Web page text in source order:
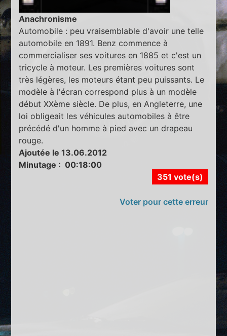
Anachronisme
Automobile : peu vraisemblable d'avoir une telle
automobile en 1891. Benz commence à
commercialiser ses voitures en 1885 et c'est un
tricycle à moteur. Les premières voitures sont
très légères, les moteurs étant peu puissants. Le
modèle à l'écran correspond plus à un modèle
début XXème siècle. De plus, en Angleterre, une
loi obligeait les véhicules automobiles à être
précédé d'un homme à pied avec un drapeau
rouge.
Ajoutée le 13.06.2012
Minutage : 00:18:00
351 vote(s)
Voter pour cette erreur